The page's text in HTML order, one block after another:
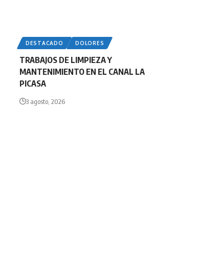
DESTACADO DOLORES
TRABAJOS DE LIMPIEZA Y
MANTENIMIENTO EN EL CANAL LA
PICASA
3 agosto, 2026